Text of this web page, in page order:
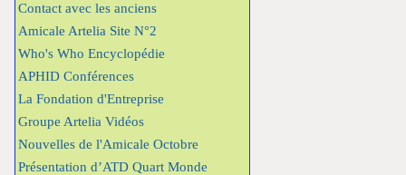
Contact avec les anciens
Amicale Artelia Site N°2
Who's Who Encyclopédie
APHID Conférences
La Fondation d'Entreprise
Groupe Artelia Vidéos
Nouvelles de l'Amicale Octobre
Présentation d’ATD Quart Monde